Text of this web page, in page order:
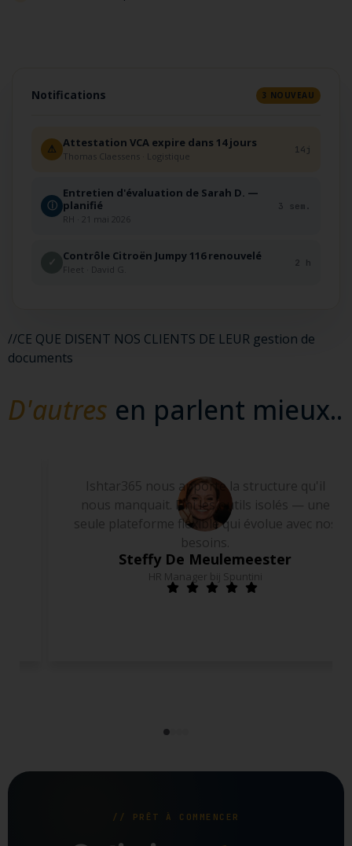
Notifications 3 NOUVEAU
⚠ Attestation VCA expire dans 14 jours
Thomas Claessens · Logistique
14j
ⓘ
Entretien d'évaluation de Sarah D. —
planifié
RH · 21 mai 2026
3 sem.
✓ Contrôle Citroën Jumpy 116 renouvelé
Fleet · David G.
2 h
//CE QUE DISENT NOS CLIENTS DE LEUR gestion de
documents
D'autres en parlent mieux..
Louis Ballaux
Product Coordinator of MAN Belgium
L'implémentation s'est déroulée très
facilement, prête en deux jours. La gestion
du portail est une évidence grâce au principe
no-code.
// PRÊT À COMMENCER